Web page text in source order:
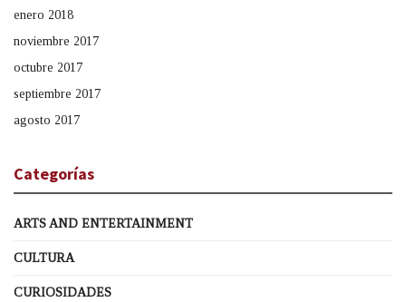
enero 2018
noviembre 2017
octubre 2017
septiembre 2017
agosto 2017
Categorías
ARTS AND ENTERTAINMENT
CULTURA
CURIOSIDADES